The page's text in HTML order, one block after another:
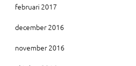
februari 2017
december 2016
november 2016